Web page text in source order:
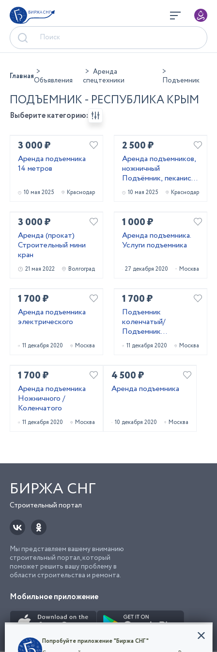
БИРЖА СНГ
ГлавнаяОбъявления
Аренда
спецтехники
Подъемник
ПОДЪЕМНИК - РЕСПУБЛИКА КРЫМ
Выберите категорию:
3 000 ₽
Аренда подъемника
14 метров
10 мая 2025 Краснодар
2 500 ₽
Аренда подъемников,
ножничный
Подъёмник, пеканиска
в аренду
10 мая 2025 Краснодар
3 000 ₽
Аренда (прокат)
Строительный мини
кран
21 мая 2022 Волгоград
1 000 ₽
Аренда подъемника.
Услуги подъемника
27 декабря 2020 Москва
1 700 ₽
Аренда подъемника
электрического
11 декабря 2020 Москва
1 700 ₽
Подъемник
коленчатый/
Подъемник
ножничный в аренду
11 декабря 2020 Москва
1 700 ₽
Аренда подъемника
Ножничного /
Коленчатого
11 декабря 2020 Москва
4 500 ₽
Аренда подъемника
10 декабря 2020 Москва
БИРЖА СНГ
Строительный портал
Мы представляем вашему вниманию
строительный портал, который
поможет решить вашу проблему в
области строительства и ремонта.
Мобильное приложение
Конфиденциальность
Попробуйте приложение "Биржа СНГ"